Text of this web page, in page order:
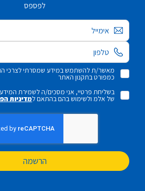
לפספס
אימייל
מאשר/ת להשתמש במידע שמסרתי לצרכי
כמפורט בתקנון האתר
בשליחת פרטיי, אני מסכים/ה לשמירת המידע
של אלמ ולשימוש בהם בהתאם למדיניות
הרשמה